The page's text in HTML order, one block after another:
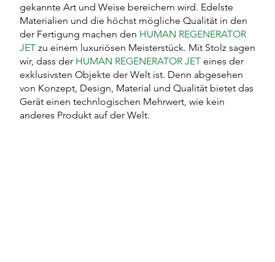
gekannte Art und Weise bereichern wird. Edelste
Materialien und die höchst mögliche Qualität in den
der Fertigung machen den HUMAN REGENERATOR
JET zu einem luxuriösen Meisterstück. Mit Stolz sagen
wir, dass der HUMAN REGENERATOR JET eines der
exklusivsten Objekte der Welt ist. Denn abgesehen
von Konzept, Design, Material und Qualität bietet das
Gerät einen technlogischen Mehrwert, wie kein
anderes Produkt auf der Welt.